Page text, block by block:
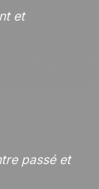
et
passé et